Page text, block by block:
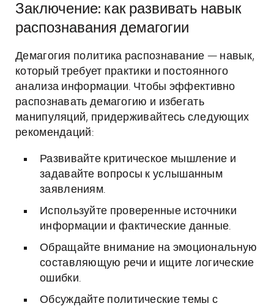
Заключение: как развивать навык
распознавания демагогии
Демагогия политика распознавание — навык,
который требует практики и постоянного
анализа информации. Чтобы эффективно
распознавать демагогию и избегать
манипуляций, придерживайтесь следующих
рекомендаций:
Развивайте критическое мышление и
задавайте вопросы к услышанным
заявлениям.
Используйте проверенные источники
информации и фактические данные.
Обращайте внимание на эмоциональную
составляющую речи и ищите логические
ошибки.
Обсуждайте политические темы с